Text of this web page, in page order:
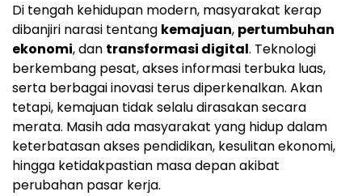
Di tengah kehidupan modern, masyarakat kerap
dibanjiri narasi tentang kemajuan, pertumbuhan
ekonomi, dan transformasi digital. Teknologi
berkembang pesat, akses informasi terbuka luas,
serta berbagai inovasi terus diperkenalkan. Akan
tetapi, kemajuan tidak selalu dirasakan secara
merata. Masih ada masyarakat yang hidup dalam
keterbatasan akses pendidikan, kesulitan ekonomi,
hingga ketidakpastian masa depan akibat
perubahan pasar kerja.